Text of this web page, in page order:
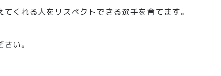
くれる人をリスペクトできる選手を育てます。
い。